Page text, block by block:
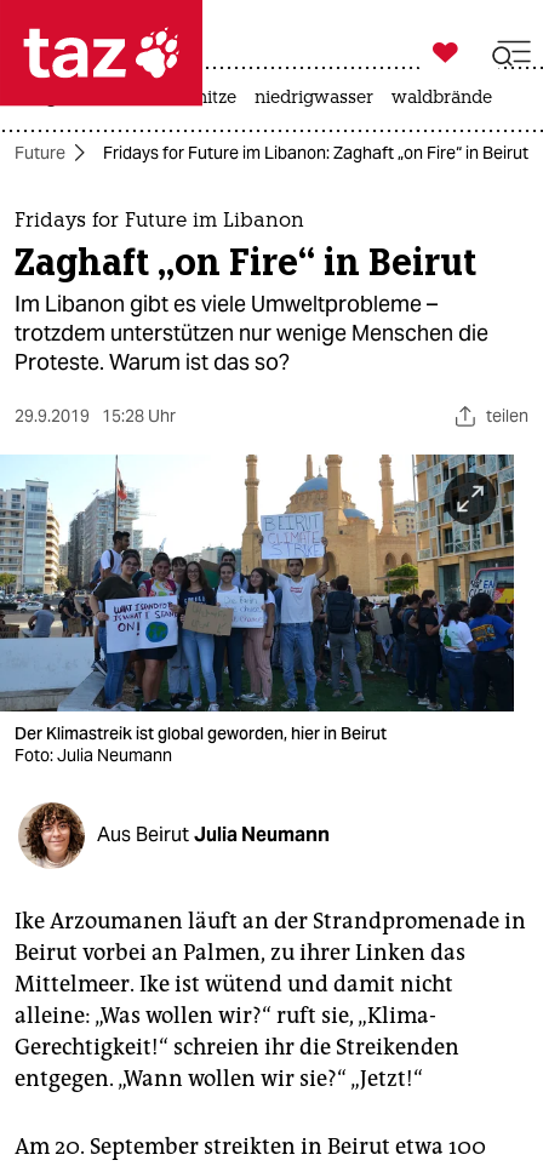
 taz zahl ich
taz zahl ich
themen
politik
öko
sport
berlin
nord
wahrheit
verlag
verlag
veranstaltungen
shop
unterstützen
abo
genossenschaft
epaper login

taz zahl ich
hitze niedrigwasser waldbrände
Future Fridays for Future im Libanon: Zaghaft „on Fire“ in Beirut
Fridays for Future im Libanon
Zaghaft „on Fire“ in Beirut
Im Libanon gibt es viele Umweltprobleme –
trotzdem unterstützen nur wenige Menschen die
Proteste. Warum ist das so?
29.9.2019 15:28 Uhr teilen
Der Klimastreik ist global geworden, hier in Beirut
Foto: Julia Neumann
Aus BeirutJulia Neumann
Ike Arzoumanen läuft an der Strandpromenade in
Beirut vorbei an Palmen, zu ihrer Linken das
Mittelmeer. Ike ist wütend und damit nicht
alleine: „Was wollen wir?“ ruft sie, „Klima-
Gerechtigkeit!“ schreien ihr die Streikenden
entgegen. „Wann wollen wir sie?“ „Jetzt!“
Am 20. September streikten in Beirut etwa 100